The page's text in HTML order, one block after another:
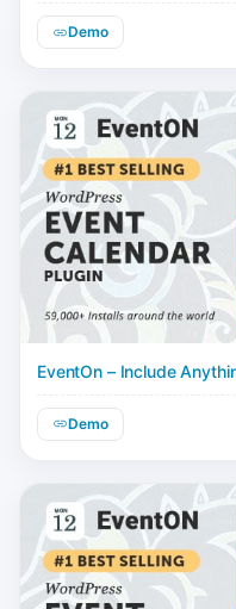
Demo
EventOn – Include
Demo